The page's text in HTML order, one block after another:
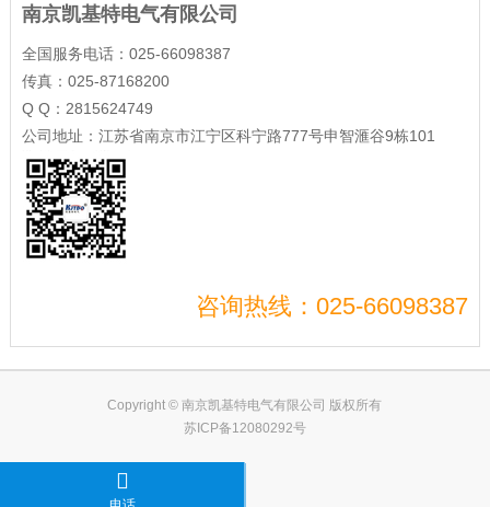
南京凯基特电气有限公司
全国服务电话：025-66098387
传真：025-87168200
Q Q：2815624749
公司地址：江苏省南京市江宁区科宁路777号申智滙谷9栋101
咨询热线：025-66098387
Copyright © 南京凯基特电气有限公司 版权所有
苏ICP备12080292号